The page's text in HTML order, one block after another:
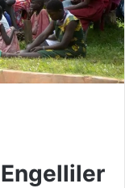
Engelliler